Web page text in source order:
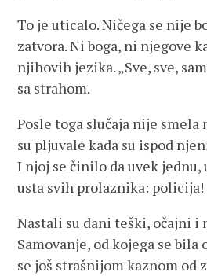
To je uticalo. Ničega se nije
zatvora. Ni boga, ni njegove
njihovih jezika. „Sve, sve,
sa strahom.
Posle toga slučaja nije smela
su pljuvale kada su ispod
I njoj se činilo da uvek jednu,
usta svih prolaznika: policija!
Nastali su dani teški, očajni i
Samovanje, od kojega se
se još strašnijom kaznom od